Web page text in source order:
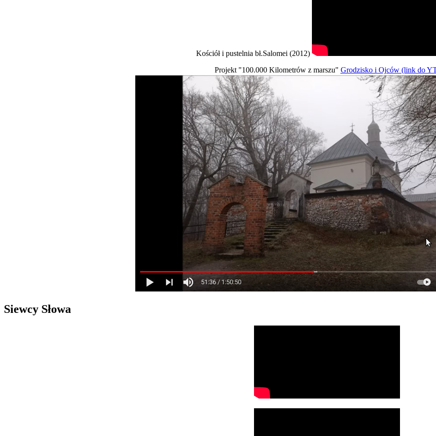
Kościół i pustelnia bł.Salomei (2012)
Projekt "100.000 Kilometrów z marszu" Grodzisko i Ojców (link do
Siewcy Słowa